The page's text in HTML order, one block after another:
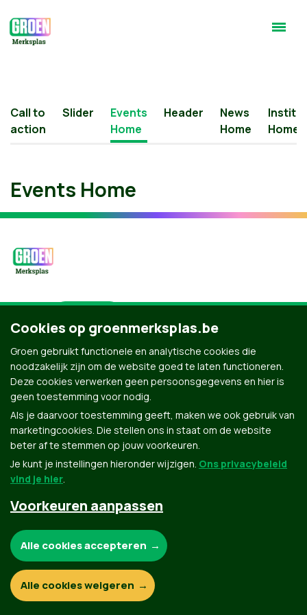
Call to
action
Slider
Events
Home
Header
News
Home
Home
Events Home
© Copyright Groen 2026 | Gemaakt metNationBuilder
Contact Privacybeleid
Cookies op groenmerksplas.be
Groen gebruikt functionele en analytische cookies die
noodzakelijk zijn om de website goed te laten functioneren.
Deze cookies verwerken geen persoonsgegevens en hier is
geen toestemming voor nodig.
Als je daarvoor toestemming geeft, maken we ook gebruik van
marketingcookies. Die stellen ons in staat om de website
beter af te stemmen op jouw voorkeuren.
Je kunt je instellingen hieronder wijzigen. Ons privacybeleid
vind je hier.
Voorkeuren aanpassen
Functionele en analytische cookies:
Alle cookies accepteren
Alle cookies weigeren